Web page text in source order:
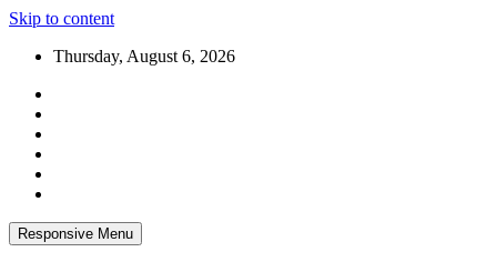
Skip to content
Thursday, August 6, 2026
Responsive Menu